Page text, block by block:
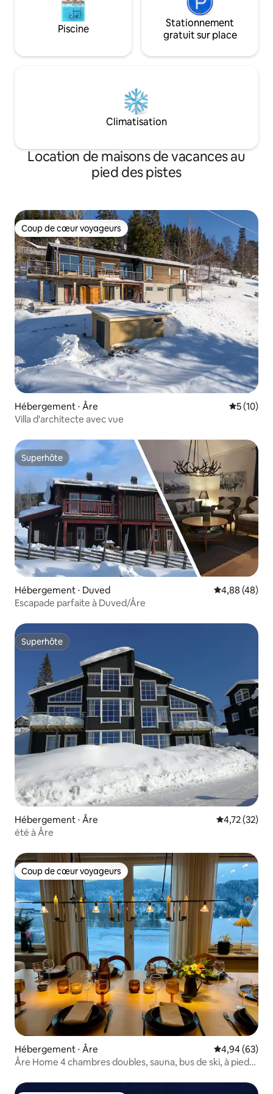
Piscine
Stationnement
gratuit sur place
Climatisation
Location de maisons de vacances au
pied des pistes
Coup de cœur voyageurs
Coup de cœur voyageurs
Hébergement ⋅ Åre
5 (10)
Villa d'architecte avec vue
Superhôte
Superhôte
Hébergement ⋅ Duved Évaluation
4,88 (48)
Escapade parfaite à Duved/Åre
Superhôte
Superhôte
Hébergement ⋅ Åre Évaluation
4,72 (32)
été à Åre
Coup de cœur voyageurs
Coup de cœur voyageurs
Hébergement ⋅ Åre Évaluation
4,94 (63)
Åre Home 4 chambres doubles, sauna, bus de ski, à pied